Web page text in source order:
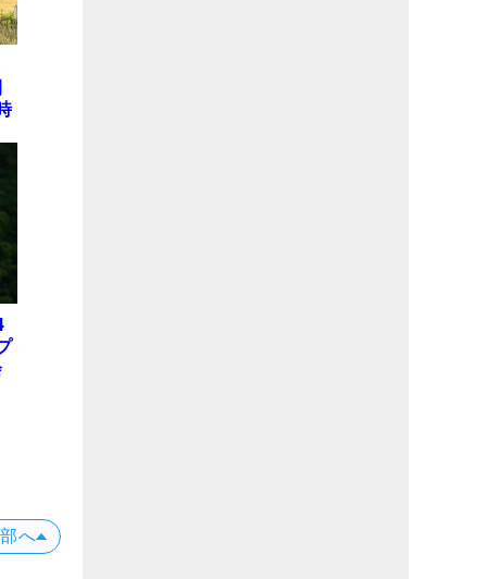
へ